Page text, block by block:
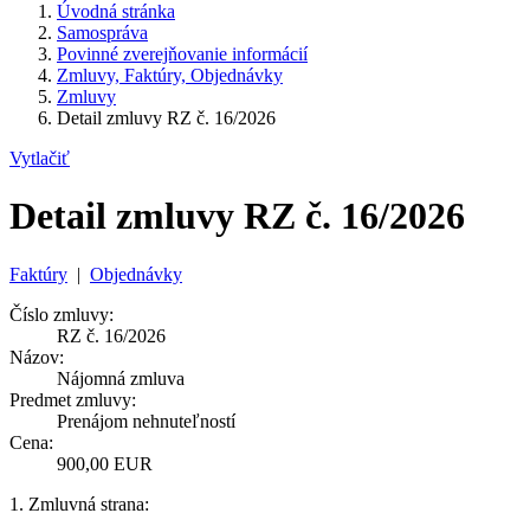
Úvodná stránka
Samospráva
Povinné zverejňovanie informácií
Zmluvy, Faktúry, Objednávky
Zmluvy
Detail zmluvy RZ č. 16/2026
Vytlačiť
Detail zmluvy RZ č. 16/2026
Faktúry | Objednávky
Číslo zmluvy:
RZ č. 16/2026
Názov:
Nájomná zmluva
Predmet zmluvy:
Prenájom nehnuteľností
Cena:
900,00 EUR
1. Zmluvná strana: